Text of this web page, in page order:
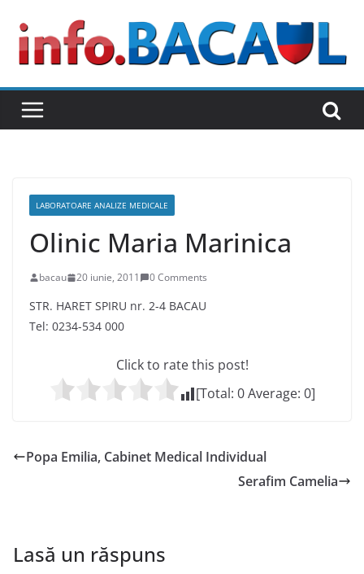
content
LABORATOARE ANALIZE MEDICALE
Olinic Maria Marinica
bacau 20 iunie, 2011 0 Comments
STR. HARET SPIRU nr. 2-4 BACAU
Tel: 0234-534 000
Click to rate this post!
[Total: 0Average: 0]
Popa Emilia, Cabinet Medical Individual
Serafim Camelia
Lasă un răspuns